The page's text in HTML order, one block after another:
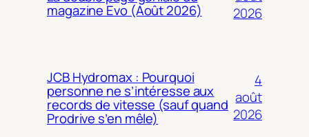
magazine Evo (Août 2026)
2026
JCB Hydromax : Pourquoi
personne ne s’intéresse aux
records de vitesse (sauf quand
Prodrive s’en mêle)
4
août
2026